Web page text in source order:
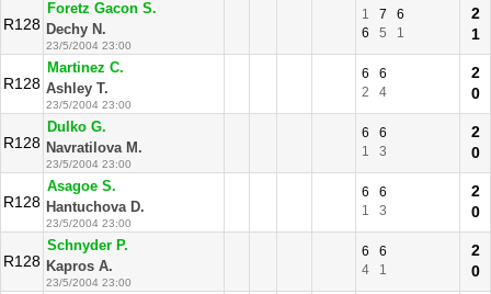
R128
Foretz Gacon S.
Dechy N.
23/5/2004 23:00
1 7
6
6
5 1
2
1
R128
Martinez C.
Ashley T.
23/5/2004 23:00
6
6
2
4
2
0
R128
Dulko G.
Navratilova M.
23/5/2004 23:00
6
6
1
3
2
0
R128
Asagoe S.
Hantuchova D.
23/5/2004 23:00
6
6
1
3
2
0
R128
Schnyder P.
Kapros A.
23/5/2004 23:00
6
6
4
1
2
0